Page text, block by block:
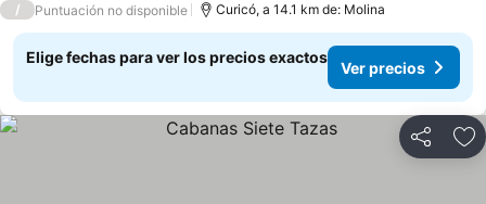
/ Puntuación no disponible Curicó, a 14.1 km de: Molina
Elige fechas para ver los precios exactos
Ver precios
Compartir